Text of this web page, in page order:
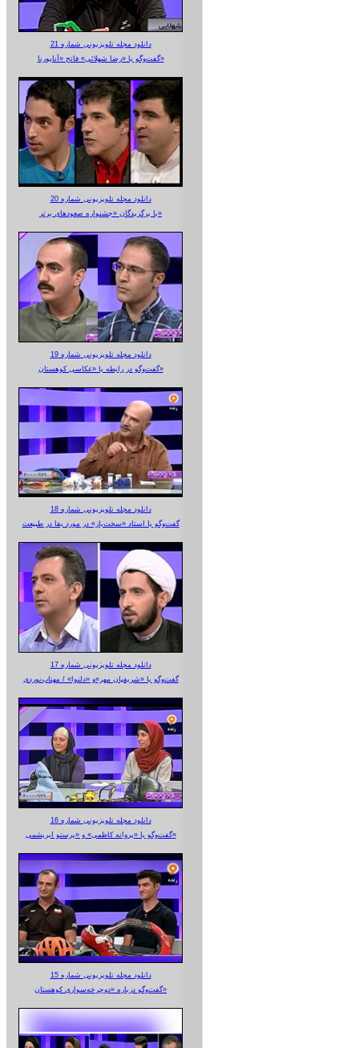
دانلود مجله تلویزیونی شماره 21
گفت‌وگو با «رضا شهلائی» فاتح «آناپورنا»
دانلود مجله تلویزیونی شماره 20
با برگزیدگان «جشنواره صعودهای برتر»
دانلود مجله تلویزیونی شماره 19
گفت‌وگو در رابطه با «عکاسی کوهستان»
دانلود مجله تلویزیونی شماره 18
گفت‌وگو با استاد «سخت‌باز» در مورد بقا در طبیعت
دانلود مجله تلویزیونی شماره 17
گفت‌وگو با «شریفیان مهر»‌و «دلنوا» / مهتاب‌نوردی
دانلود مجله تلویزیونی شماره 16
گفت‌وگو با «پروانه کاظمی» و «پرستو‌ ابریشمی»
دانلود مجله تلویزیونی شماره 15
گفت‌وگو درباره «دوچرخه‌سواری کوهستان»